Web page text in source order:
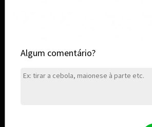
Algum comentário?
MONSTER JUICE TROPICAL 473ML
MONSTER ULTRA FIESTA MANGO 473ML